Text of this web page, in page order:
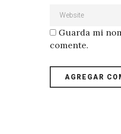
Guarda mi
comente.